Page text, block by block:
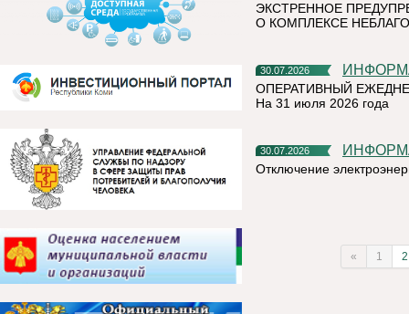
ЭКСТРЕННОЕ
О КОМПЛЕКСЕ
30.07.2026
ОПЕРАТИВНЫЙ
На 31 июля 2026 года
30.07.2026
Отключение
« 1 2